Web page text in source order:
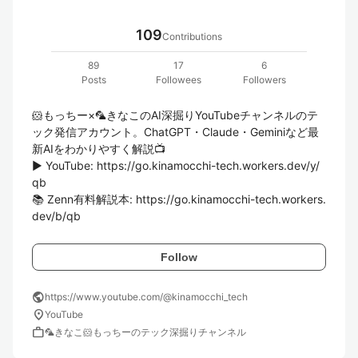
109Contributions
89
Posts
17
Followees
6
Followers
🐹もっちー×🦜きなこのAI深掘りYouTubeチャンネルのテ
ック発信アカウント。ChatGPT・Claude・Geminiなど最
新AIをわかりやすく解説📺
▶ YouTube: https://go.kinamocchi-tech.workers.dev/y/
qb
📚 Zenn有料解説本: https://go.kinamocchi-tech.workers.
dev/b/qb
Follow
publichttps://www.youtube.com/@kinamocchi_tech
location_onYouTube
work🦜きなこ🐹もっちーのテック深掘りチャンネル